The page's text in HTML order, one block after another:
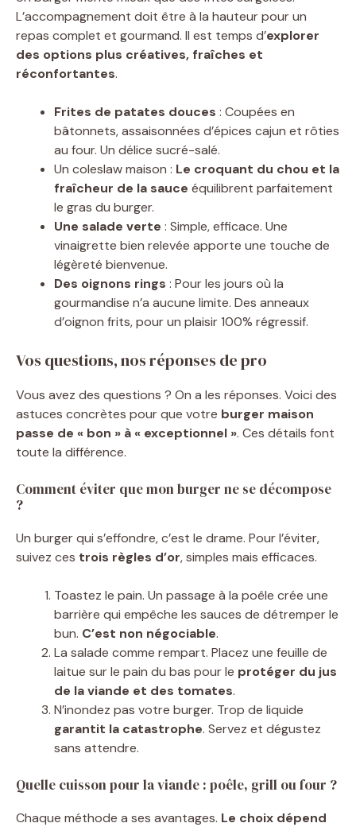
L’accompagnement doit être à la hauteur pour un
repas complet et gourmand. Il est temps d’explorer
des options plus créatives, fraîches et
réconfortantes.
Frites de patates douces : Coupées en
bâtonnets, assaisonnées d’épices cajun et rôties
au four. Un délice sucré-salé.
Un coleslaw maison : Le croquant du chou et la
fraîcheur de la sauce équilibrent parfaitement
le gras du burger.
Une salade verte : Simple, efficace. Une
vinaigrette bien relevée apporte une touche de
légèreté bienvenue.
Des oignons rings : Pour les jours où la
gourmandise n’a aucune limite. Des anneaux
d’oignon frits, pour un plaisir 100% régressif.
Vos questions, nos réponses de pro
Vous avez des questions ? On a les réponses. Voici des
astuces concrètes pour que votre burger maison
passe de « bon » à « exceptionnel ». Ces détails font
toute la différence.
Comment éviter que mon burger ne se décompose
?
Un burger qui s’effondre, c’est le drame. Pour l’éviter,
suivez ces trois règles d’or, simples mais efficaces.
Toastez le pain. Un passage à la poêle crée une
barrière qui empêche les sauces de détremper le
bun. C’est non négociable.
La salade comme rempart. Placez une feuille de
laitue sur le pain du bas pour le protéger du jus
de la viande et des tomates.
N’inondez pas votre burger. Trop de liquide
garantit la catastrophe. Servez et dégustez
sans attendre.
Quelle cuisson pour la viande : poêle, grill ou four ?
Chaque méthode a ses avantages. Le choix dépend